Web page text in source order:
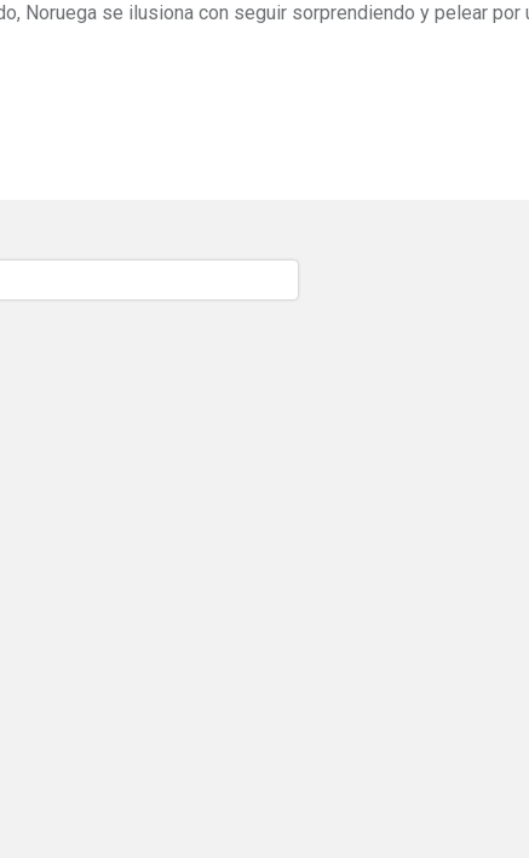
Noruega se ilusiona con seguir sorprendiendo y pelear por